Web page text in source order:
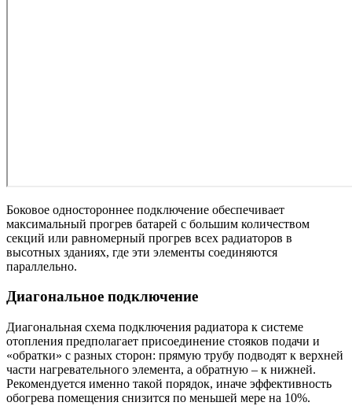
Боковое одностороннее подключение обеспечивает
максимальный прогрев батарей с большим количеством
секций или равномерный прогрев всех радиаторов в
высотных зданиях, где эти элементы соединяются
параллельно.
Диагональное подключение
Диагональная схема подключения радиатора к системе
отопления предполагает присоединение стояков подачи и
«обратки» с разных сторон: прямую трубу подводят к верхней
части нагревательного элемента, а обратную – к нижней.
Рекомендуется именно такой порядок, иначе эффективность
обогрева помещения снизится по меньшей мере на 10%.